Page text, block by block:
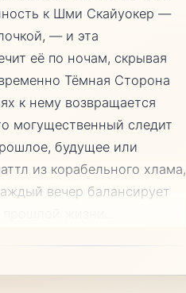
к Шми Скайуокер —
— и эта
её по ночам, скрывая
Тёмная Сторона
к нему возвращается
могущественный следит
будущее или
из корабельного хлама,
вечер балансирует